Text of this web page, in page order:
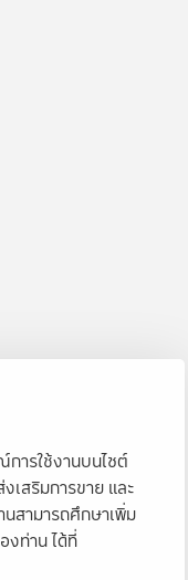
การใช้งานบนไซต์
เสริมการขาย และ
สามารถศึกษาเพิ่ม
งท่าน ได้ที่